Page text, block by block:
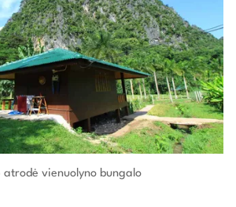
atrodė vienuolyno bungalo